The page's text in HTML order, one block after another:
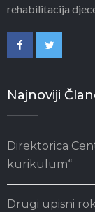
rehabilitacija
Najnoviji
Direktorica
kurikulum“
Drugi upisni